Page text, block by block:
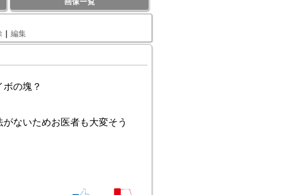
| 編集
の塊？
ないためお医者も大変そう